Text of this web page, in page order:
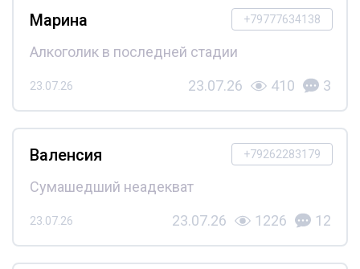
+79777634138
Марина
Алкоголик в последней стадии
23.07.26 23.07.26 410 3
+79262283179
Валенсия
Сумашедший неадекват
23.07.26 23.07.26 1226 12